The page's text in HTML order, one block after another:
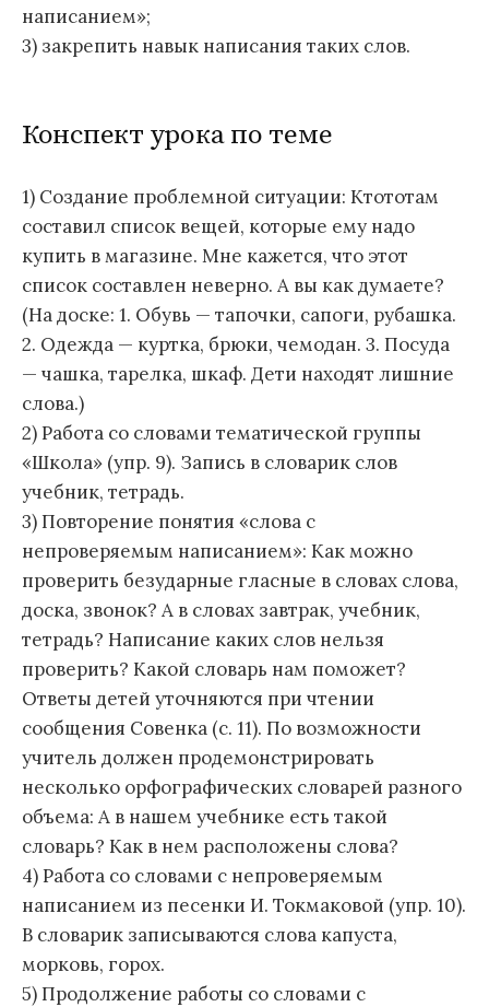
написанием»;
3) закрепить навык написания таких слов.
Конспект урока по теме
1) Создание проблемной ситуации: Ктототам
составил список вещей, которые ему надо
купить в магазине. Мне кажется, что этот
список составлен неверно. А вы как думаете?
(На доске: 1. Обувь — тапочки, сапоги, рубашка.
2. Одежда — куртка, брюки, чемодан. 3. Посуда
— чашка, тарелка, шкаф. Дети находят лишние
слова.)
2) Работа со словами тематической группы
«Школа» (упр. 9). Запись в словарик слов
учебник, тетрадь.
3) Повторение понятия «слова с
непроверяемым написанием»: Как можно
проверить безударные гласные в словах слова,
доска, звонок? А в словах завтрак, учебник,
тетрадь? Написание каких слов нельзя
проверить? Какой словарь нам поможет?
Ответы детей уточняются при чтении
сообщения Совенка (с. 11). По возможности
учитель должен продемонстрировать
несколько орфографических словарей разного
объема: А в нашем учебнике есть такой
словарь? Как в нем расположены слова?
4) Работа со словами с непроверяемым
написанием из песенки И. Токмаковой (упр. 10).
В словарик записываются слова капуста,
морковь, горох.
5) Продолжение работы со словами с